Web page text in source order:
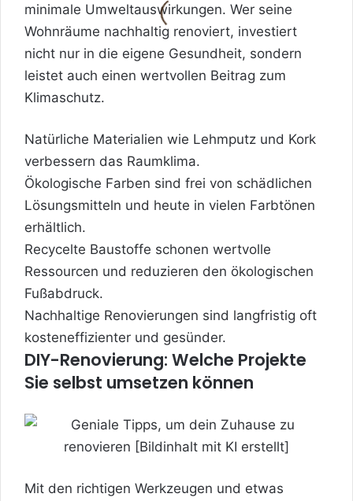
minimale Umweltauswirkungen. Wer seine
Wohnräume nachhaltig renoviert, investiert
nicht nur in die eigene Gesundheit, sondern
leistet auch einen wertvollen Beitrag zum
Klimaschutz.
Natürliche Materialien wie Lehmputz und Kork
verbessern das Raumklima.
Ökologische Farben sind frei von schädlichen
Lösungsmitteln und heute in vielen Farbtönen
erhältlich.
Recycelte Baustoffe schonen wertvolle
Ressourcen und reduzieren den ökologischen
Fußabdruck.
Nachhaltige Renovierungen sind langfristig oft
kosteneffizienter und gesünder.
DIY-Renovierung: Welche Projekte
Sie selbst umsetzen können
Mit den richtigen Werkzeugen und etwas